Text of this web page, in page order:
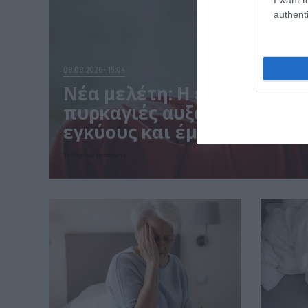
08.08.2026 15:04
Νέα μελέτη: Η εισπνοή
πυρκαγιές αυξάνει τον
εγκύους και έμβρυα
Τι δείχνουν τα στοιχεία